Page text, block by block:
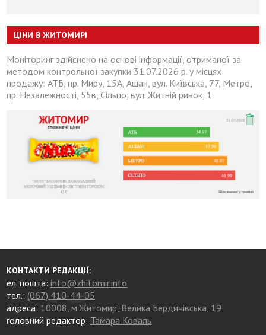
ЦІНИ В ЖИТОМИРІ
Моніторинг здійснено на основі інформації, отриманої за
методом контрольної закупки 31.07.2026 р. у місцях
продажу: АТБ, пр. Миру, 15А, Ашан, вул. Київська, 77, Метро,
пр. Незалежності, 55в, Сільпо, вул. Житній ринок, 1
КОНТАКТИ РЕДАКЦІЇ:
ел. пошта:info@zhitomir.info
тел.: (067) 410-44-05
адреса: 10008, м.Житомир, Велика Бердичівська, 19
головний редактор: Тамара Коваль